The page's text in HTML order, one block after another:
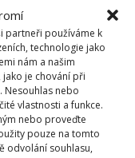
partneři používáme k
technologie jako
nám a našim
je chování při
Nesouhlas nebo
vlastnosti a funkce.
nebo proveďte
pouze na tomto
odvolání souhlasu,
se neobejdete?
jednoduchá.
promícháte
tekutinu a
je směs nalít do
párkrát